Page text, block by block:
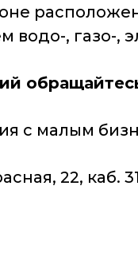
, газо-,
с малым
22,